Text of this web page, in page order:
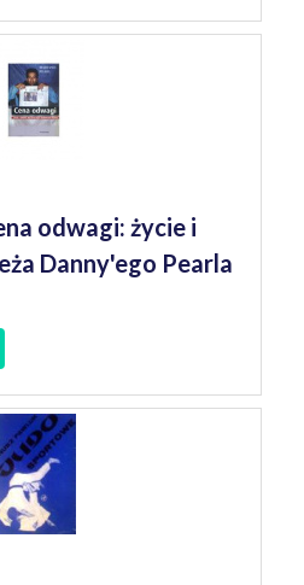
odwagi: życie i
Danny'ego Pearla